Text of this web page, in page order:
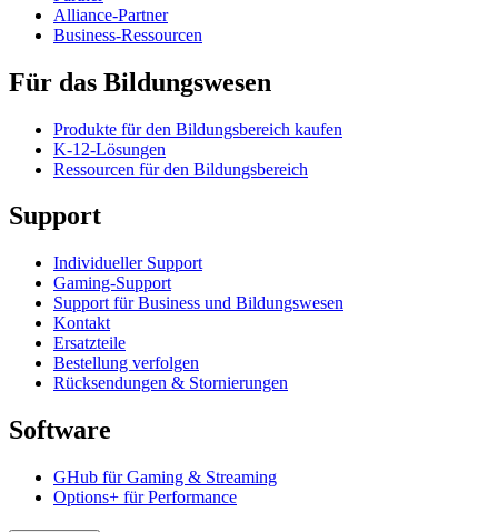
Alliance-Partner
Business-Ressourcen
Für das Bildungswesen
Produkte für den Bildungsbereich kaufen
K-12-Lösungen
Ressourcen für den Bildungsbereich
Support
Individueller Support
Gaming-Support
Support für Business und Bildungswesen
Kontakt
Ersatzteile
Bestellung verfolgen
Rücksendungen & Stornierungen
Software
GHub für Gaming & Streaming
Options+ für Performance